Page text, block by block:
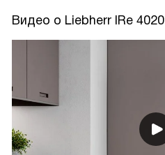
Видео о Liebherr IRe 4020